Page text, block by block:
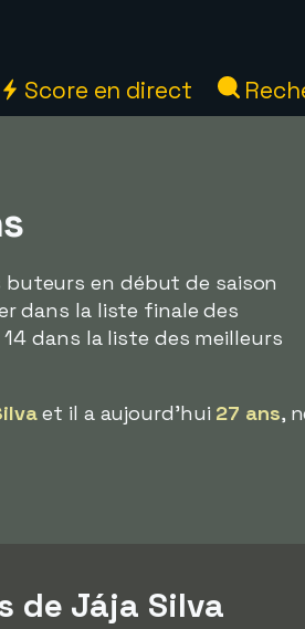
Score en direct
buteurs en début de saison
dans la liste finale des
dans la liste des meilleurs
et il a aujourd'hui 27 ans,
de Jája Silva